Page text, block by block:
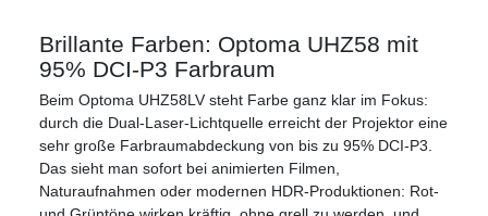
Brillante Farben: Optoma UHZ58 mit
95% DCI-P3 Farbraum
Beim Optoma UHZ58LV steht Farbe ganz klar im Fokus:
durch die Dual-Laser-Lichtquelle erreicht der Projektor eine
sehr große Farbraumabdeckung von bis zu 95% DCI-P3.
Das sieht man sofort bei animierten Filmen,
Naturaufnahmen oder modernen HDR-Produktionen: Rot-